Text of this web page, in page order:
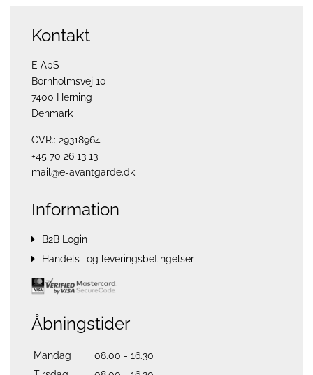
Kontakt
E ApS
Bornholmsvej 10
7400 Herning
Denmark
CVR.: 29318964
+45 70 26 13 13
mail@e-avantgarde.dk
Information
B2B Login
Handels- og leveringsbetingelser
Åbningstider
Mandag
08.00 - 16.30